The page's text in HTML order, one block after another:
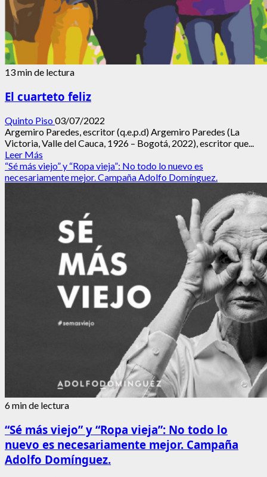
13 min de lectura
El cuarteto feliz
Quinto Piso03/07/2022
Argemiro Paredes, escritor (q.e.p.d) Argemiro Paredes (La
Victoria, Valle del Cauca, 1926 – Bogotá, 2022), escritor que...
Leer Más
más
acerca
feliz
“Sé más viejo” y “Ropa vieja”: No todo lo nuevo es
necesariamente mejor. Campaña Adolfo Domínguez.
6 min de lectura
“Sé más viejo” y “Ropa vieja”: No todo lo
nuevo es necesariamente mejor. Campaña
Adolfo Domínguez.